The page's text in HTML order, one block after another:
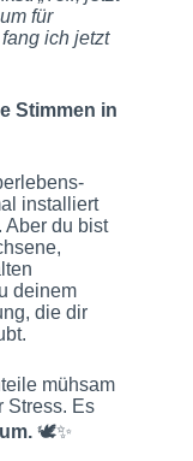
für
ich jetzt
Stimmen in
installiert
Aber du bist
deinem
die dir
mühsam
Stress. Es
🕊️✨